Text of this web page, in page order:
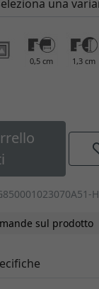
0,5 cm 1,3 cm
H
sul prodotto